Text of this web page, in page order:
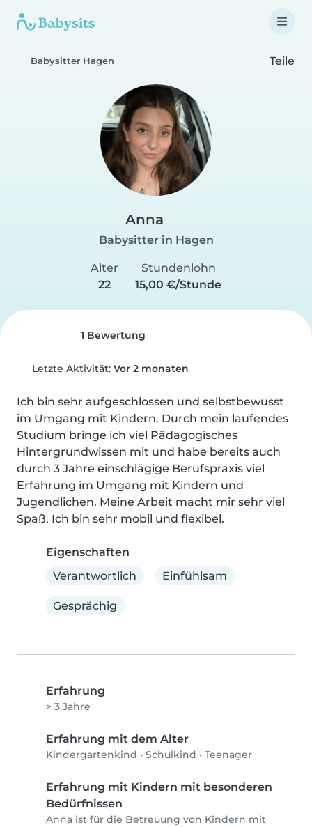
Babysitter Hagen Teile
Anna
Babysitter in Hagen
Alter
22
Stundenlohn
15,00 €/Stunde
1 Bewertung
Letzte Aktivität: Vor 2 monaten
Ich bin sehr aufgeschlossen und selbstbewusst
im Umgang mit Kindern. Durch mein laufendes
Studium bringe ich viel Pädagogisches
Hintergrundwissen mit und habe bereits auch
durch 3 Jahre einschlägige Berufspraxis viel
Erfahrung im Umgang mit Kindern und
Jugendlichen. Meine Arbeit macht mir sehr viel
Spaß. Ich bin sehr mobil und flexibel.
Eigenschaften
Verantwortlich
Einfühlsam
Gesprächig
Erfahrung
> 3 Jahre
Erfahrung mit dem Alter
Kindergartenkind • Schulkind • Teenager
Erfahrung mit Kindern mit besonderen
Bedürfnissen
Anna ist für die Betreuung von Kindern mit